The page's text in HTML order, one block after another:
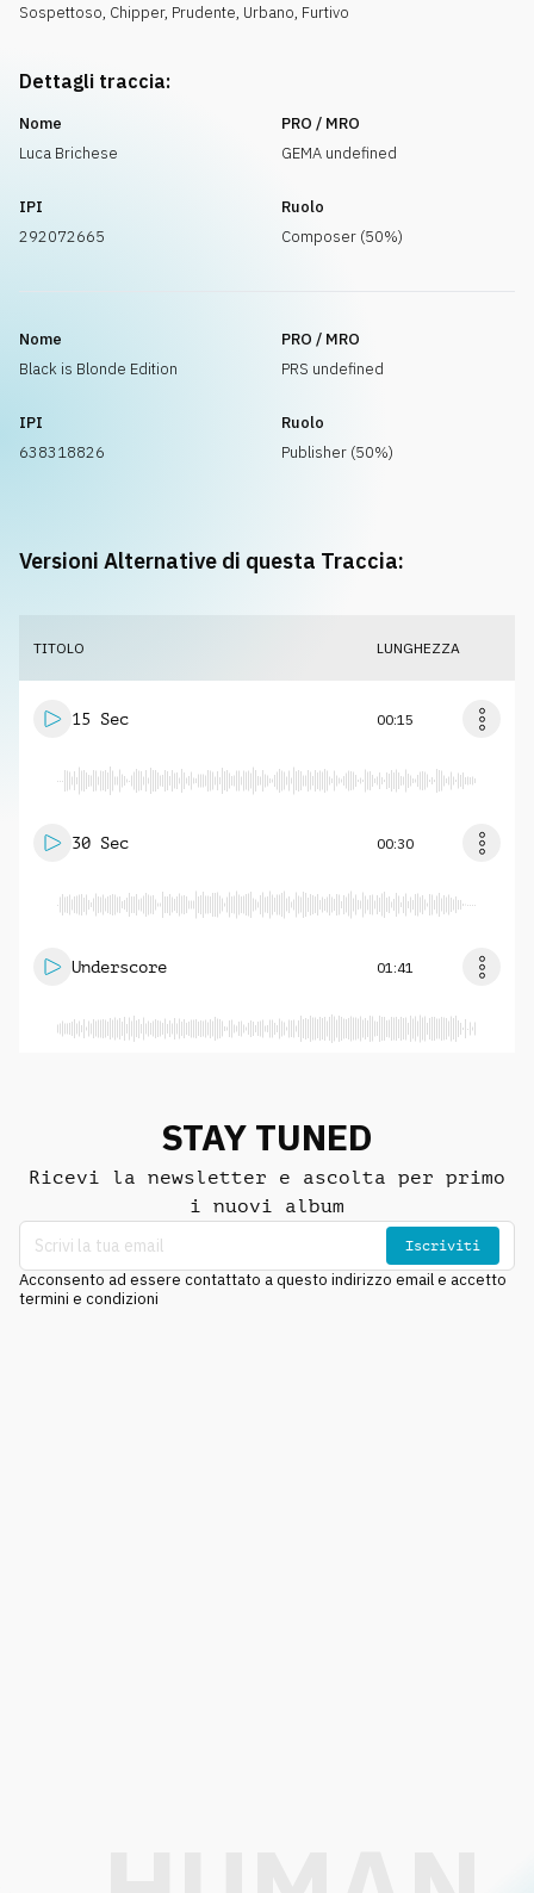
Sospettoso, Chipper, Prudente, Urbano, Furtivo
Dettagli traccia:
Nome
Luca Brichese
PRO / MRO
GEMA undefined
IPI
292072665
Ruolo
Composer (50%)
Nome
Black is Blonde Edition
PRO / MRO
PRS undefined
IPI
638318826
Ruolo
Publisher (50%)
Versioni Alternative di questa Traccia:
TITOLO LUNGHEZZA
15 Sec 00:15
30 Sec 00:30
Underscore 01:41
STAY TUNED
Ricevi la newsletter e ascolta per primo
i nuovi album
Iscriviti
Acconsento ad essere contattato a questo indirizzo email e accetto
termini e condizioni